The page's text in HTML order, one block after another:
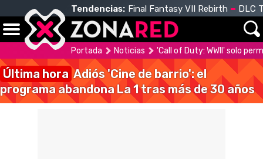
Tendencias: Final Fantasy VII Rebirth DLC
Portada Noticias 'Call of Duty: WWII' solo
Última hora Adiós 'Cine de barrio': el
programa abandona La 1 tras más de 30 años